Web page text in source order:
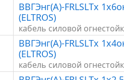
ВВГЭнг(А)-FRLSLTx
(ELTROS)
кабель силовой
ВВГЭнг(А)-FRLSLTx
(ELTROS)
кабель силовой